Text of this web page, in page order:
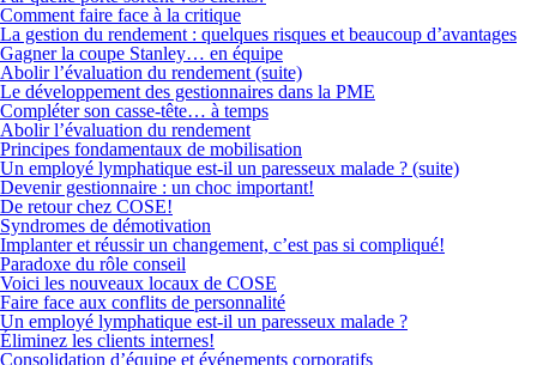
Comment faire face à la critique
La gestion du rendement : quelques risques et beaucoup d’avantages
Gagner la coupe Stanley… en équipe
Abolir l’évaluation du rendement (suite)
Le développement des gestionnaires dans la PME
Compléter son casse-tête… à temps
Abolir l’évaluation du rendement
Principes fondamentaux de mobilisation
Un employé lymphatique est-il un paresseux malade ? (suite)
Devenir gestionnaire : un choc important!
De retour chez COSE!
Syndromes de démotivation
Implanter et réussir un changement, c’est pas si compliqué!
Paradoxe du rôle conseil
Voici les nouveaux locaux de COSE
Faire face aux conflits de personnalité
Un employé lymphatique est-il un paresseux malade ?
Éliminez les clients internes!
Consolidation d’équipe et événements corporatifs